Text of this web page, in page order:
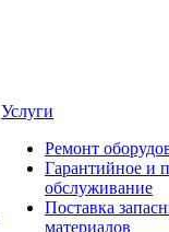
Услуги
Ремонт
Гарантийное и
обслуживание
Поставка
материалов